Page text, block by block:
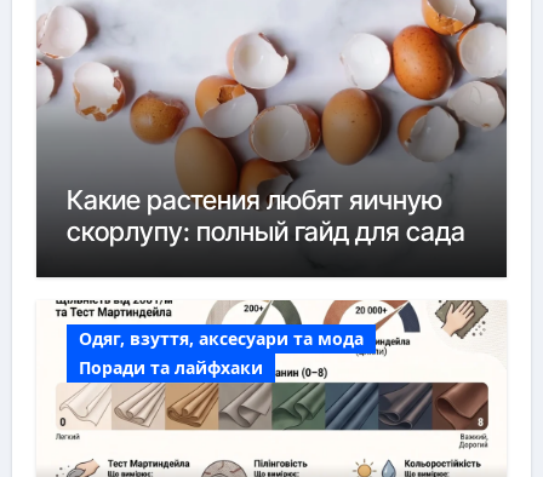
Какие растения любят яичную
скорлупу: полный гайд для сада
Одяг, взуття, аксесуари та мода
Поради та лайфхаки